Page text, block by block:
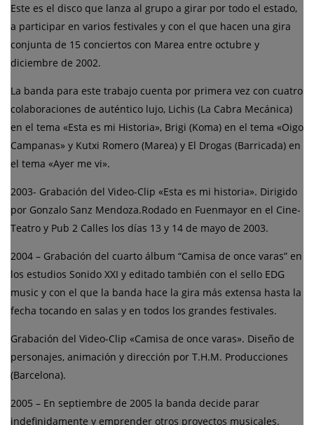
Este es el disco que lanza al grupo a girar por todo el estado,
a participar en varios festivales y con el que hacen una gira
conjunta de 15 conciertos con Marea entre octubre y
diciembre de 2002.
La banda para este trabajo cuenta por primera vez con cuatro
colaboraciones de auténtico lujo, Lichis (La Cabra Mecánica)
en el tema «Esta es mi Historia», Brigi (Koma) en el tema «Oigo
Campanas» y Kutxi Romero (Marea) y El Drogas (Barricada) en
el tema «Ayer me vi».
2003- Grabación del Video-Clip «Esta es mi historia». Dirigido
por Gonzalo Sanz Mendoza.Rodado en Fuenmayor en el Cine-
Teatro y Pub 2 Calles los días 13 y 14 de mayo de 2003.
2004 – Grabación del cuarto álbum “Camisa de once varas” en
los estudios Sonido XXI y editado también con el sello EDG
music y con el que la banda hace la gira más extensa hasta la
fecha tocando en salas y en todos los grandes festivales.
Grabación del Video-Clip «Camisa de once varas». Diseño de
personajes, animación y dirección por T.H.M. Producciones
(Barcelona).
2005 – En septiembre de 2005 la banda decide parar
indefinidamente y emprender otros proyectos musicales.